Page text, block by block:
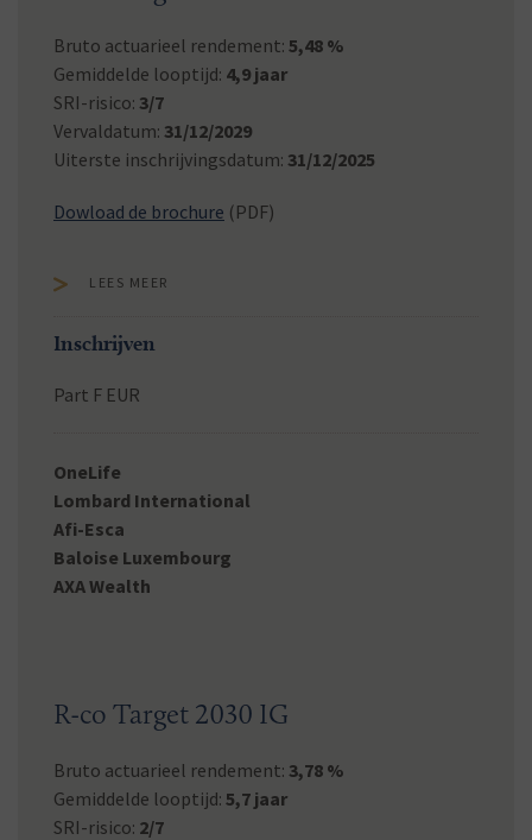
Bruto actuarieel rendement: 5,48 %
Gemiddelde looptijd: 4,9 jaar
SRI-risico: 3/7
Vervaldatum: 31/12/2029
Uiterste inschrijvingsdatum: 31/12/2025
Dowload de brochure (PDF)
LEES MEER
Inschrijven
Part F EUR
OneLife
Lombard International
Afi-Esca
Baloise Luxembourg
AXA Wealth
R-co Target 2030 IG
Bruto actuarieel rendement: 3,78 %
Gemiddelde looptijd: 5,7 jaar
SRI-risico: 2/7